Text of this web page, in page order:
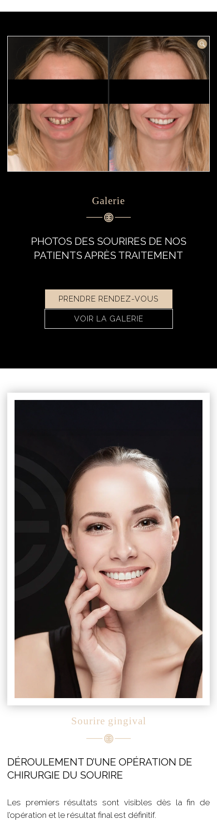
Galerie
PHOTOS DES SOURIRES DE NOS
PATIENTS APRÈS TRAITEMENT
PRENDRE RENDEZ-VOUS
VOIR LA GALERIE
Sourire gingival
DÉROULEMENT D’UNE OPÉRATION DE
CHIRURGIE DU SOURIRE
Les premiers résultats sont visibles dès la fin de
l’opération et le résultat final est définitif.